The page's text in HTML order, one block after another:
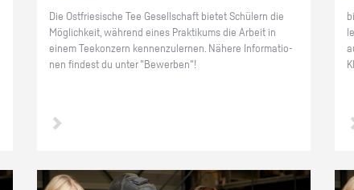
Die Ost­frie­si­sche Tee Ge­sell­schaft bie­tet Schü­lern die
Mög­lich­keit, wäh­rend eines Prak­ti­kums die Ar­beit in
einem Tee­kon­zern ken­nen­zu­ler­nen. Nä­he­re In­for­ma­tio­
nen fin­dest du unter "Be­wer­ben"!